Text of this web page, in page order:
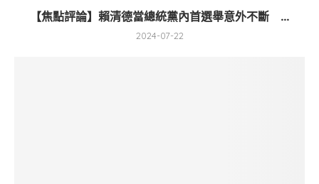
【焦點評論】賴清德當總統黨內首選舉意外不斷 ...
2024-07-22